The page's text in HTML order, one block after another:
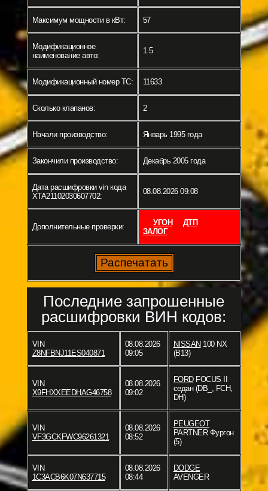
Максимум мощности в кВт: 57
Модификационное
наименование авто:
1.5
Модификационный номер ТС: 11633
Сколько клапанов: 2
Начали производство: Январь 1995 года
Закончили производство: Декабрь 2005 года
Дата расшифровки vin кода
XTA21102030607702:
08.08.2026 09:08
Дополнительные проверки: УГОН
ДТП
ЗАЛОГ
Последние запрошенные
расшифровки ВИН кодов:
VIN
Z8NFBNJ11ES040871
08.08.2026
09:05
NISSAN 100 NX
(B13)
VIN
X9FHXXEEDHAG46758
08.08.2026
09:02
FORDFOCUS II
седан (DB_, FCH,
DH)
VIN
VF3GCKFWC96261321
08.08.2026
08:52
PEUGEOT
PARTNER Фургон
(5)
VIN
1C3ACB6K07N637715
08.08.2026
08:44
DODGE
AVENGER